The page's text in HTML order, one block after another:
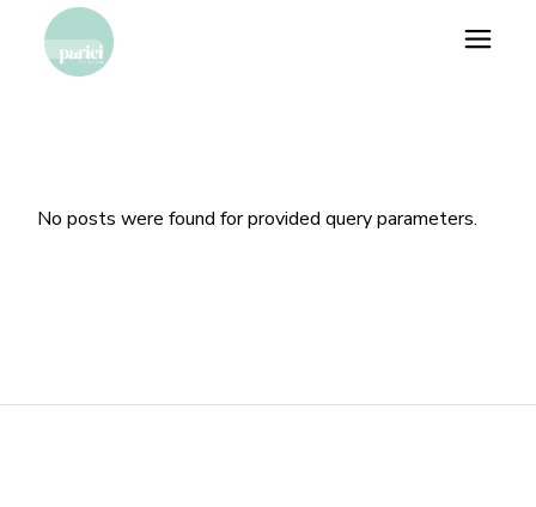
No posts were found for provided query parameters.